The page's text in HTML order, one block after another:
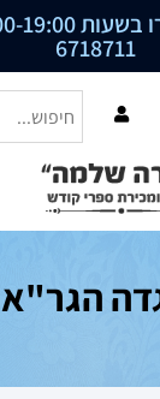
לטלפון
6718711
הגר"א